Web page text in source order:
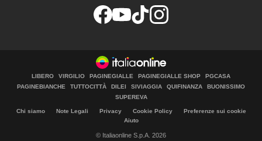
LIBERO VIRGILIO PAGINEGIALLE PAGINEGIALLE SHOP
PGCASA
PAGINEBIANCHE
TUTTOCITTÀ DILEI SIVIAGGIA QUIFINANZA
BUONISSIMO
SUPEREVA
Chi siamo Note Legali Privacy Cookie Policy
Preferenze sui cookie
Aiuto
© Italiaonline S.p.A. 2026